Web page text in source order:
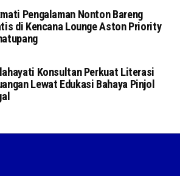
Pengalaman Nonton Bareng
di Kencana Lounge Aston Priority
Konsultan Perkuat Literasi
Lewat Edukasi Bahaya Pinjol